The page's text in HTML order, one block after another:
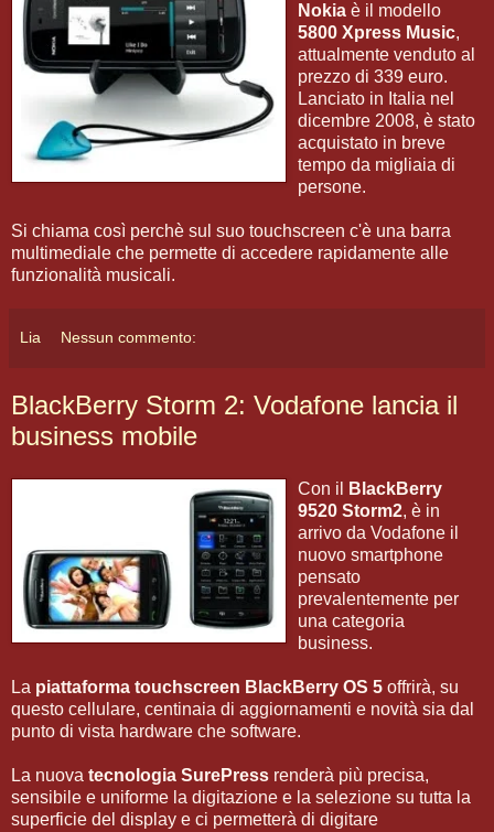
Nokia è il modello
5800 Xpress Music,
attualmente venduto al
prezzo di 339 euro.
Lanciato in Italia nel
dicembre 2008, è stato
acquistato in breve
tempo da migliaia di
persone.
Si chiama così perchè sul suo touchscreen c'è una barra
multimediale che permette di accedere rapidamente alle
funzionalità musicali.
Lia Nessun commento:
BlackBerry Storm 2: Vodafone lancia il
business mobile
Con il
BlackBerry
9520 Storm2, è in
arrivo da Vodafone il
nuovo smartphone
pensato
prevalentemente per
una categoria
business.
La piattaforma touchscreen BlackBerry OS 5 offrirà, su
questo cellulare, centinaia di aggiornamenti e novità sia dal
punto di vista hardware che software.
La nuova tecnologia SurePress renderà più precisa,
sensibile e uniforme la digitazione e la selezione su tutta la
superficie del display e ci permetterà di digitare